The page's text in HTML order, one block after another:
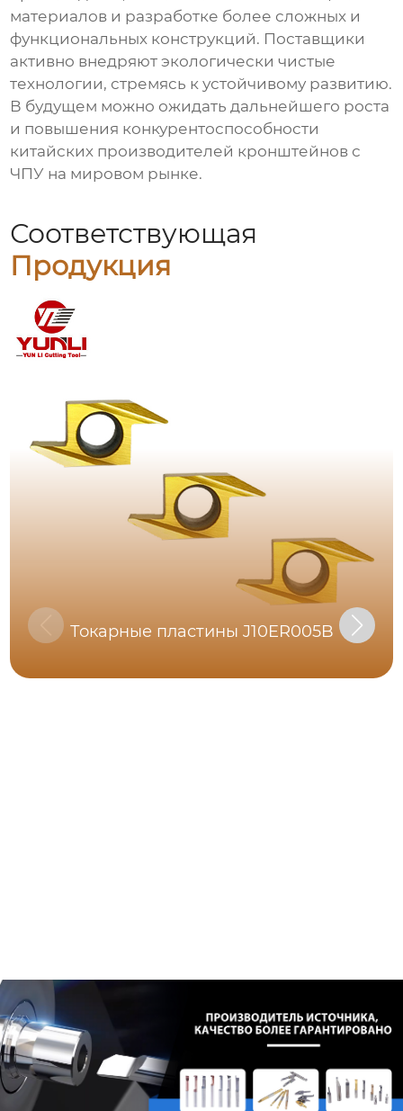
материалов и разработке более сложных и
функциональных конструкций. Поставщики
активно внедряют экологически чистые
технологии, стремясь к устойчивому развитию.
В будущем можно ожидать дальнейшего роста
и повышения конкурентоспособности
китайских производителей кронштейнов с
ЧПУ на мировом рынке.
Соответствующая
Продукция
Токарные пластины J10ER005B